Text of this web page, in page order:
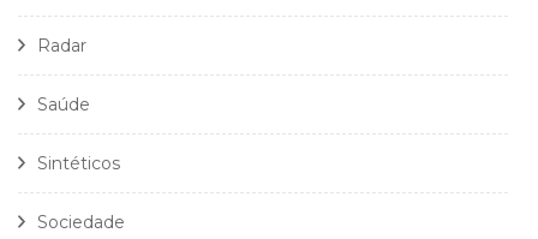
Radar
Saúde
Sintéticos
Sociedade